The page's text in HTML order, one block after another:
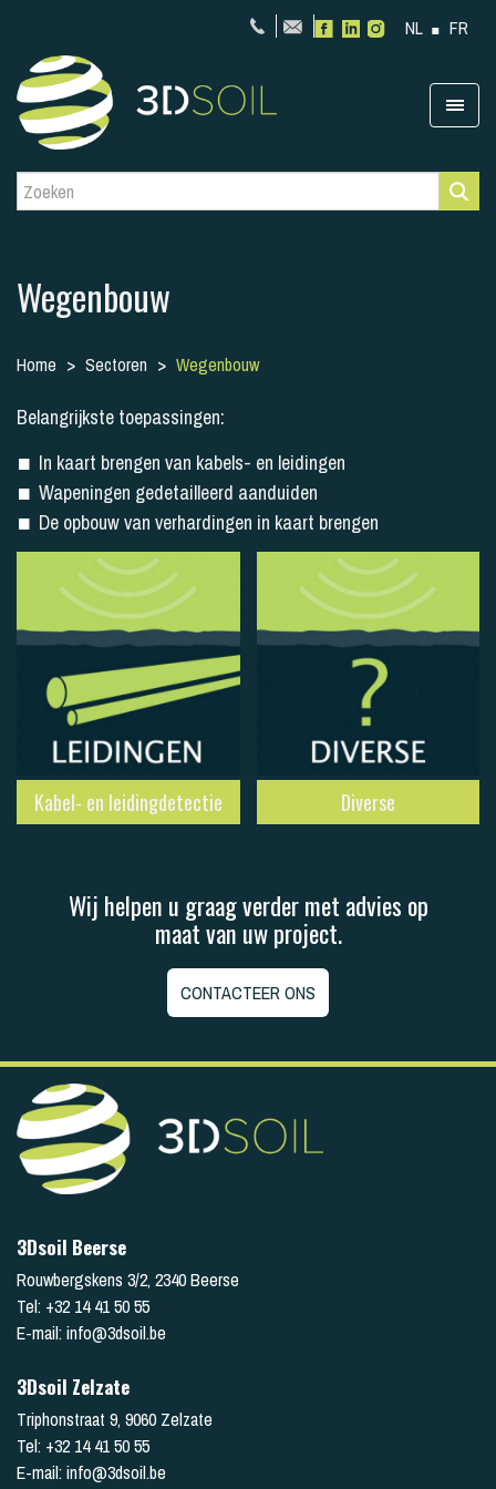
NL FR
Wegenbouw
Home Sectoren Wegenbouw
Belangrijkste toepassingen:
In kaart brengen van kabels- en leidingen
Wapeningen gedetailleerd aanduiden
De opbouw van verhardingen in kaart brengen
Kabel- en leidingdetectie Diverse
Wij helpen u graag verder met advies op
maat van uw project.
CONTACTEER ONS
3Dsoil Beerse
Rouwbergskens 3/2, 2340Beerse
Tel: +32 14 41 50 55
E-mail: info@3dsoil.be
3Dsoil Zelzate
Triphonstraat 9, 9060 Zelzate
Tel: +32 14 41 50 55
E-mail: info@3dsoil.be